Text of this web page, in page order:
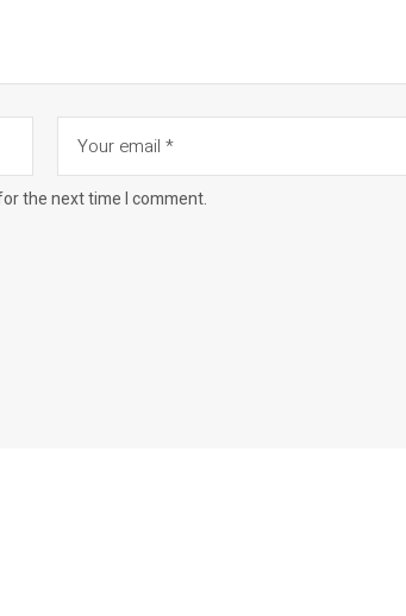
the next time I comment.